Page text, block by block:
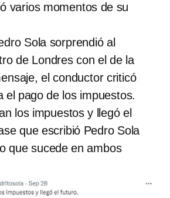
varios momentos de su
Sola sorprendió al
de Londres con el de la
el conductor criticó
el pago de los impuestos.
los impuestos y llegó el
que escribió Pedro Sola
que sucede en ambos